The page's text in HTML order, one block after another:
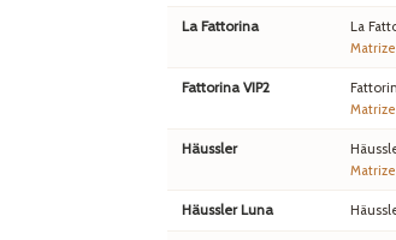
La Fattorina
La
Fattorina VIP2
Häussler
Häussler Luna